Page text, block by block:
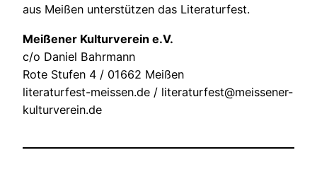
aus Meißen unterstützen das Literaturfest.
Meißener Kulturverein e.V.
c/o Daniel Bahrmann
Rote Stufen 4 / 01662 Meißen
literaturfest-meissen.de / literaturfest@meissener-
kulturverein.de